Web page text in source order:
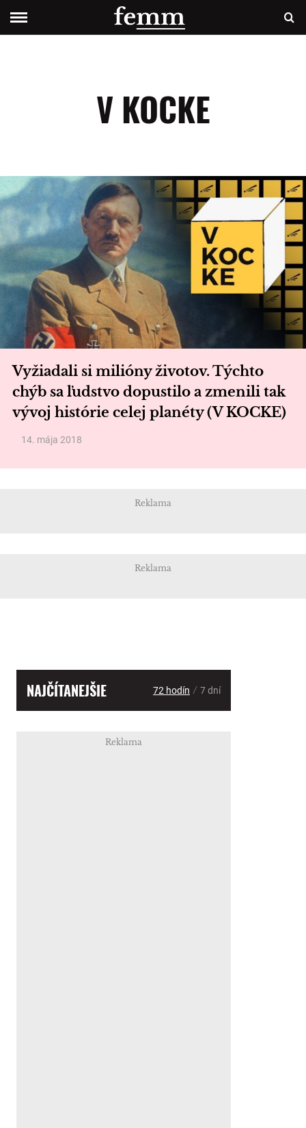
V KOCKE
Vyžiadali si milióny životov. Týchto
chýb sa ľudstvo dopustilo a zmenili tak
vývoj histórie celej planéty (V KOCKE)
14. mája 2018
Reklama
Reklama
NAJČÍTANEJŠIE 72 hodín / 7 dní
Reklama